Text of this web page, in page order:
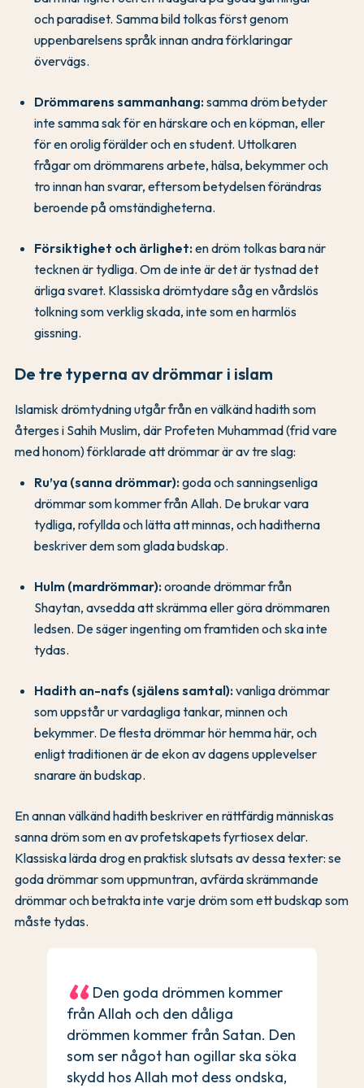
och paradiset. Samma bild tolkas först genom
uppenbarelsens språk innan andra förklaringar
övervägs.
Drömmarens sammanhang:samma dröm betyder
inte samma sak för en härskare och en köpman, eller
för en orolig förälder och en student. Uttolkaren
frågar om drömmarens arbete, hälsa, bekymmer och
tro innan han svarar, eftersom betydelsen förändras
beroende på omständigheterna.
Försiktighet och ärlighet:en dröm tolkas bara när
tecknen är tydliga. Om de inte är det är tystnad det
ärliga svaret. Klassiska drömtydare såg en vårdslös
tolkning som verklig skada, inte som en harmlös
gissning.
De tre typerna av drömmar i islam
Islamisk drömtydning utgår från en välkänd hadith som
återges i Sahih Muslim, där Profeten Muhammad (frid vare
med honom) förklarade att drömmar är av tre slag:
Ru’ya (sanna drömmar):goda och sanningsenliga
drömmar som kommer från Allah. De brukar vara
tydliga, rofyllda och lätta att minnas, och haditherna
beskriver dem som glada budskap.
Hulm (mardrömmar):oroande drömmar från
Shaytan, avsedda att skrämma eller göra drömmaren
ledsen. De säger ingenting om framtiden och ska inte
tydas.
Hadith an-nafs (själens samtal):vanliga drömmar
som uppstår ur vardagliga tankar, minnen och
bekymmer. De flesta drömmar hör hemma här, och
enligt traditionen är de ekon av dagens upplevelser
snarare än budskap.
En annan välkänd hadith beskriver en rättfärdig människas
sanna dröm som en av profetskapets fyrtiosex delar.
Klassiska lärda drog en praktisk slutsats av dessa texter: se
goda drömmar som uppmuntran, avfärda skrämmande
drömmar och betrakta inte varje dröm som ett budskap som
måste tydas.
Den goda drömmen kommer
från Allah och den dåliga
drömmen kommer från Satan. Den
som ser något han ogillar ska söka
skydd hos Allah mot dess ondska,